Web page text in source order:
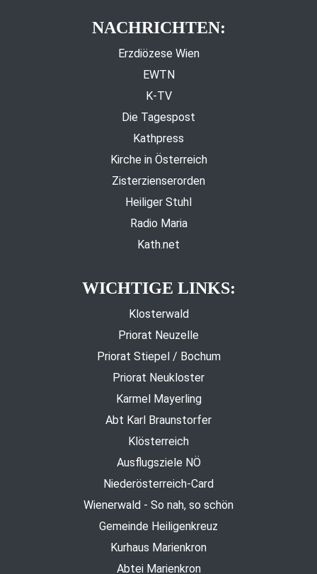
NACHRICHTEN:
Erzdiözese Wien
EWTN
K-TV
Die Tagespost
Kathpress
Kirche in Österreich
Zisterzienserorden
Heiliger Stuhl
Radio Maria
Kath.net
WICHTIGE LINKS:
Klosterwald
Priorat Neuzelle
Priorat Stiepel / Bochum
Priorat Neukloster
Karmel Mayerling
Abt Karl Braunstorfer
Klösterreich
Ausflugsziele NÖ
Niederösterreich-Card
Wienerwald - So nah, so schön
Gemeinde Heiligenkreuz
Kurhaus Marienkron
Abtei Marienkron